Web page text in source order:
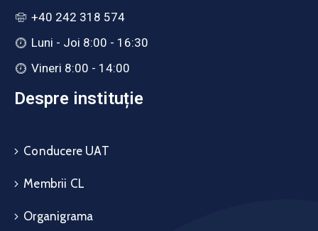
+40 242 318 574
Luni - Joi 8:00 - 16:30
Vineri 8:00 - 14:00
Despre instituție
Conducere UAT
Membrii CL
Organigrama